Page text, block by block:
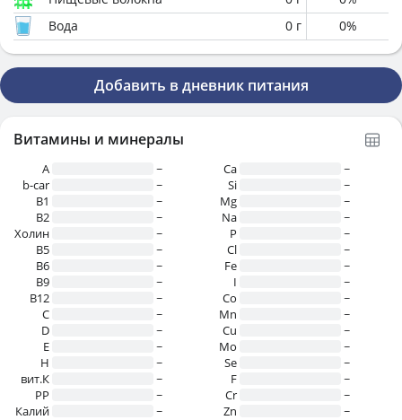
Вода
0 г 0%
Добавить в дневник питания
Витамины и минералы
A
~
b-car
~
В1
~
B2
~
Холин
~
B5
~
B6
~
B9
~
B12
~
C
~
D
~
E
~
H
~
вит.К
~
PP
~
Калий
~
Ca
~
Si
~
Mg
~
Na
~
P
~
Cl
~
Fe
~
I
~
Co
~
Mn
~
Cu
~
Mo
~
Se
~
F
~
Cr
~
Zn
~